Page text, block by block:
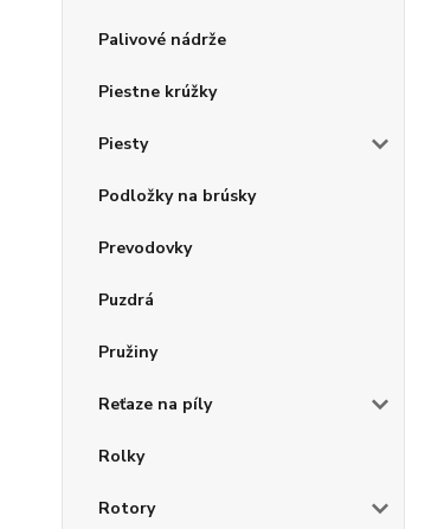
Palivové nádrže
Piestne krúžky
Piesty
Podložky na brúsky
Prevodovky
Puzdrá
Pružiny
Reťaze na píly
Rolky
Rotory